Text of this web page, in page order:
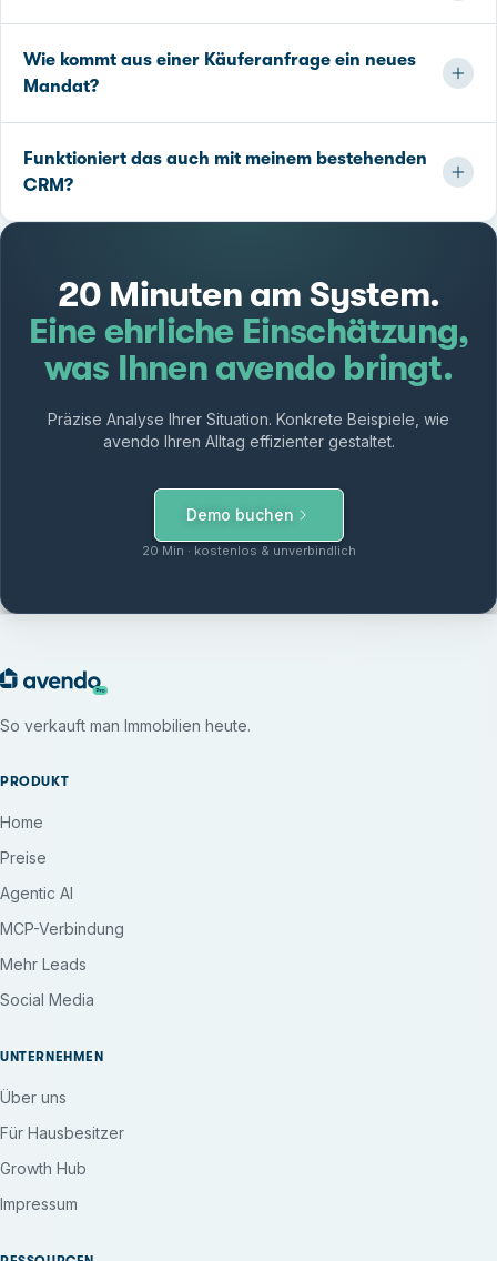
Wie kommt aus einer Käuferanfrage ein neues
Mandat?
Funktioniert das auch mit meinem bestehenden
CRM?
20 Minuten am System.
Eine ehrliche Einschätzung,
was Ihnen avendo bringt.
Präzise Analyse Ihrer Situation. Konkrete Beispiele, wie
avendo Ihren Alltag effizienter gestaltet.
Demo buchen
20 Min · kostenlos & unverbindlich
So verkauft man Immobilien heute.
PRODUKT
Home
Preise
Agentic AI
MCP-Verbindung
Mehr Leads
Social Media
UNTERNEHMEN
Über uns
Für Hausbesitzer
Growth Hub
Impressum